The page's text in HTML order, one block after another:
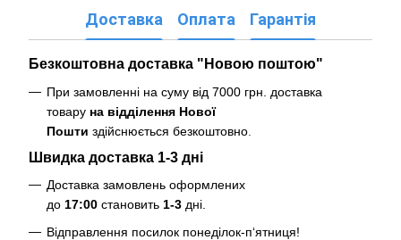
Доставка Оплата Гарантія
Безкоштовна доставка "Новою поштою"
При замовленні на суму від 7000 грн. доставка
товару на відділення Нової
Пошти здійснюється безкоштовно
Швидка доставка 1-3 дні
Доставка замовлень оформлених
до 17:00 становить 1-3 дні.
Відправлення посилок понеділок-п‘ятниця!